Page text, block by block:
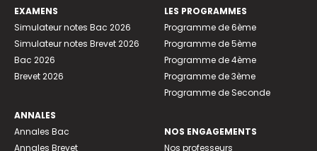
EXAMENS
Simulateur notes Bac 2026
Simulateur notes Brevet 2026
Bac 2026
Brevet 2026
ANNALES
Annales Bac
Annales Brevet
LES PROGRAMMES
Programme de 6ème
Programme de 5ème
Programme de 4ème
Programme de 3ème
Programme de Seconde
NOS ENGAGEMENTS
Nos professeurs